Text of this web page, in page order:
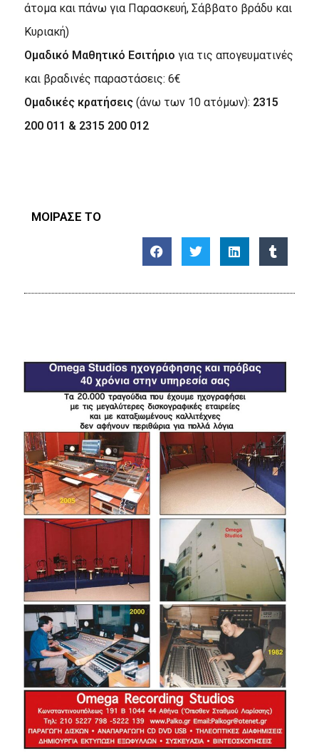
άτομα και πάνω για Παρασκευή, Σάββατο βράδυ και
Κυριακή)
Ομαδικό Μαθητικό Εσιτήριο για τις απογευματινές
και βραδινές παραστάσεις: 6€
Ομαδικές κρατήσεις(άνω των 10 ατόμων): 2315
200 011 & 2315 200 012
ΜΟΙΡΑΣΕ ΤΟ